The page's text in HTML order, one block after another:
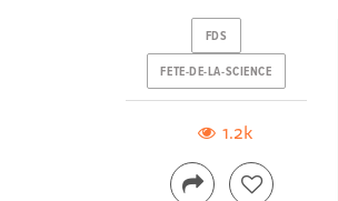
FDS
FETE-DE-LA-SCIENCE
1.2k